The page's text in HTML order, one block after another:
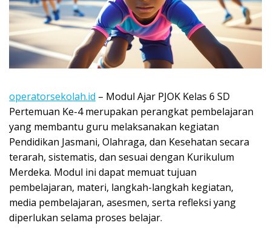
operatorsekolah.id – Modul Ajar PJOK Kelas 6 SD
Pertemuan Ke-4 merupakan perangkat pembelajaran
yang membantu guru melaksanakan kegiatan
Pendidikan Jasmani, Olahraga, dan Kesehatan secara
terarah, sistematis, dan sesuai dengan Kurikulum
Merdeka. Modul ini dapat memuat tujuan
pembelajaran, materi, langkah-langkah kegiatan,
media pembelajaran, asesmen, serta refleksi yang
diperlukan selama proses belajar.